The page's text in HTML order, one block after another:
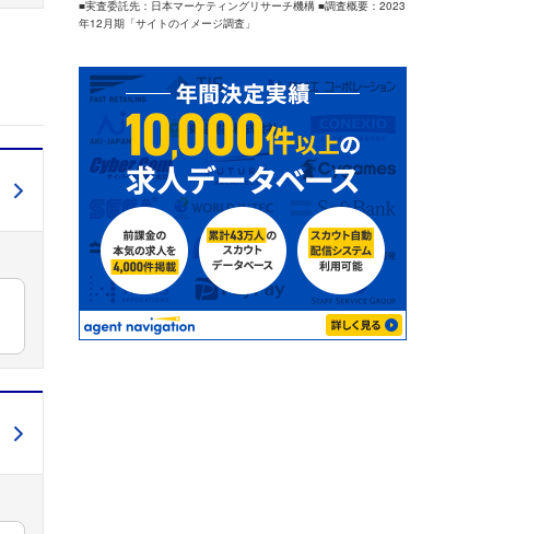
■実査委託先：日本マーケティングリサーチ機構 ■調査概要：2023
年12月期「サイトのイメージ調査」